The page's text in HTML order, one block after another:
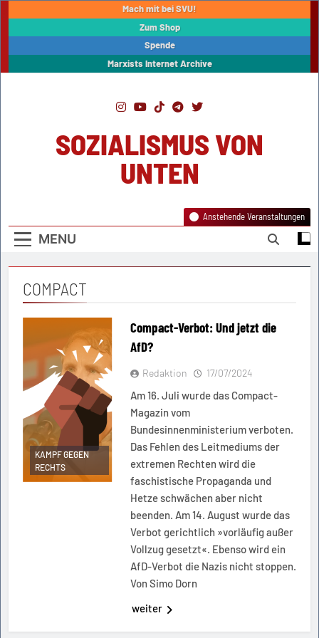
Mach mit bei SVU!
Zum Shop
Spende
Marxists Internet Archive
SOZIALISMUS VON
UNTEN
MENU
Anstehende Veranstaltungen
COMPACT
KAMPF GEGEN
RECHTS
Compact-Verbot: Und jetzt die
AfD?
Redaktion 17/07/2024
Am 16. Juli wurde das Compact-
Magazin vom
Bundesinnenministerium verboten.
Das Fehlen des Leitmediums der
extremen Rechten wird die
faschistische Propaganda und
Hetze schwächen aber nicht
beenden. Am 14. August wurde das
Verbot gerichtlich »vorläufig außer
Vollzug gesetzt«. Ebenso wird ein
AfD-Verbot die Nazis nicht stoppen.
Von Simo Dorn
weiter